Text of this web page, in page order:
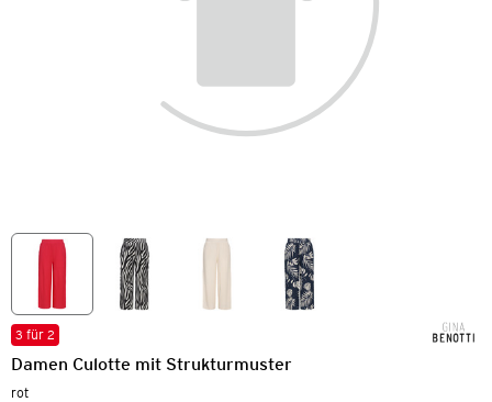
3 für 2
Damen Culotte mit Strukturmuster
rot